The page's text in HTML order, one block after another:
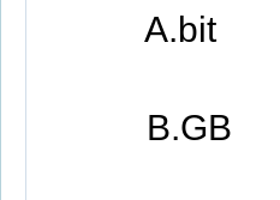
A.bit
B.GB